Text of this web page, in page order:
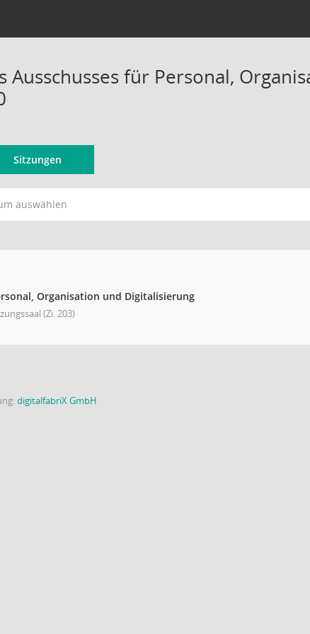
für Personal,
Sitzungen
auswählen
Organisation und Digitalisierung
(Zi. 203)
digitalfabriX GmbH